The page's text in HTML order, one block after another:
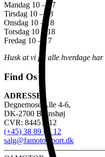
Mandag 10 – 17
Tirsdag 10 – 18
Onsdag 10 – 18
Torsdag 10 – 18
Fredag 10 – 17
Husk at vi på alle hverdage
Find Os
ADRESSE:
Degnemose Alle 4-6,
DK-2700 Brønshøj
CVR: 84451312
(+45) 38 89 03 12
salg@famoto-sport.dk